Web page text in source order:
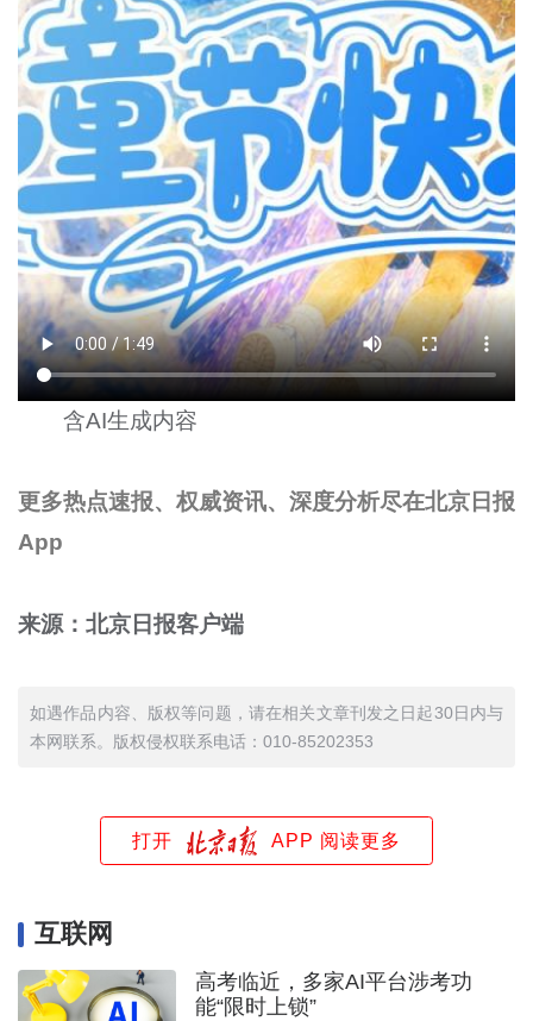
含AI生成内容
更多热点速报、权威资讯、深度分析尽在北京日报
App
来源：北京日报客户端
如遇作品内容、版权等问题，请在相关文章刊发之日起30日内与
本网联系。版权侵权联系电话：010-85202353
打开 APP 阅读更多
互联网
高考临近，多家AI平台涉考功
能“限时上锁”